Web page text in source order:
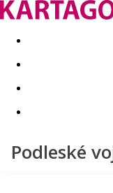
Last minute
Podleské